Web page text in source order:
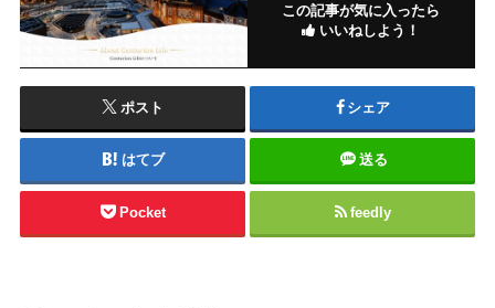
この記事が気に入ったら
いいねしよう！
ポスト シェア
はてブ 送る
Pocket feedly